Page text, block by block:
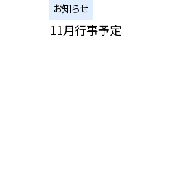
お知らせ
11月行事予定